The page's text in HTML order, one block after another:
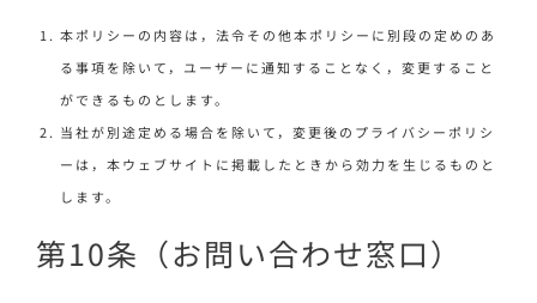
本ポリシーの内容は，法令その他本ポリシーに別段の定めのあ
る事項を除いて，ユーザーに通知することなく，変更すること
ができるものとします。
当社が別途定める場合を除いて，変更後のプライバシーポリシ
ーは，本ウェブサイトに掲載したときから効力を生じるものと
します。
第10条（お問い合わせ窓口）